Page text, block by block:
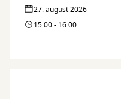
27. august 2026
15:00 - 16:00